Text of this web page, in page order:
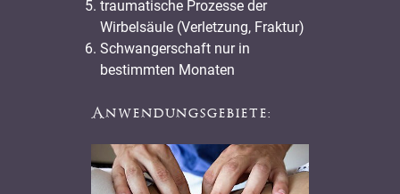
traumatische Prozesse der
Wirbelsäule (Verletzung, Fraktur)
Schwangerschaft nur in
bestimmten Monaten
Anwendungsgebiete: